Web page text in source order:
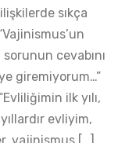
sıkça
cevabını
giremiyorum…”
ilk yılı,
evliyim,
vajinismus […]